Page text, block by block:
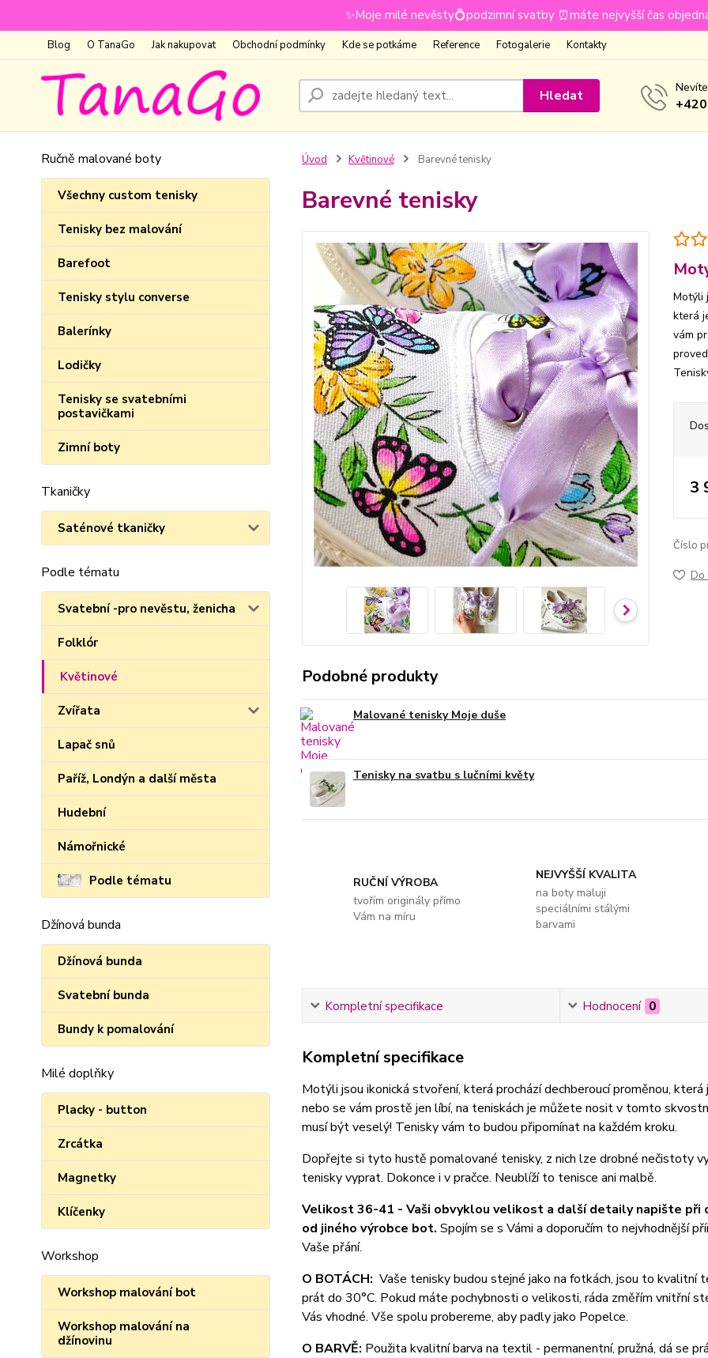
✨Moje milé nevěsty💍podzimní svatby ⏰máte nejvyšší čas
Blog O TanaGo Jak nakupovat Obchodní podmínky Kde se potkáme Reference Fotogalerie Kontakty
Hledat
Ručně malované boty
Všechny custom tenisky
Tenisky bez malování
Barefoot
Tenisky stylu converse
Balerínky
Lodičky
Tenisky se svatebními
postavičkami
Zimní boty
Tkaničky
Saténové tkaničky
Podle tématu
Svatební -pro nevěstu, ženicha
Folklór
Květinové
Zvířata
Lapač snů
Paříž, Londýn a další města
Hudební
Námořnické
Podle tématu
Džínová bunda
Džínová bunda
Svatební bunda
Bundy k pomalování
Milé doplňky
Placky - button
Zrcátka
Magnetky
Klíčenky
Workshop
Workshop malování bot
Workshop malování na
džínovinu
Úvod Květinové Barevné tenisky
Barevné tenisky
Motýli
která
vám
3
Číslo
Do
Podobné produkty
Malované tenisky Moje duše
Tenisky na svatbu s lučními květy
RUČNÍ VÝROBA
tvořím originály přímo
Vám na míru
NEJVYŠŠÍ KVALITA
na boty maluji
speciálními stálými
barvami
Kompletní specifikace Hodnocení 0
Kompletní specifikace
Motýli jsou ikonická stvoření, která prochází dechberoucí proměnou,
nebo se vám prostě jen líbí, na teniskách je můžete nosit v tomto
musí být veselý! Tenisky vám to budou připomínat na každém kroku.
Dopřejte si tyto hustě pomalované tenisky, z nich lze drobné nečistoty
tenisky vyprat. Dokonce i v pračce. Neublíží to tenisce ani malbě.
Velikost 36-41 - Vaši obvyklou velikost a další detaily napište při
od jiného výrobce bot. Spojím se s Vámi a doporučím to nejvhodnější
Vaše přání.
O BOTÁCH: Vaše tenisky budou stejné jako na fotkách, jsou to kvalitní
prát do 30°C. Pokud máte pochybnosti o velikosti, ráda změřím vnitřní
Vás vhodné. Vše spolu probereme, aby padly jako Popelce.
O BARVĚ: Použita kvalitní barva na textil - permanentní, pružná, dá se